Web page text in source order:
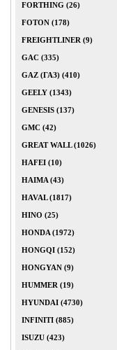
FORTHING (26)
FOTON (178)
FREIGHTLINER (9)
GAC (335)
GAZ (ГАЗ) (410)
GEELY (1343)
GENESIS (137)
GMC (42)
GREAT WALL (1026)
HAFEI (10)
HAIMA (43)
HAVAL (1817)
HINO (25)
HONDA (1972)
HONGQI (152)
HONGYAN (9)
HUMMER (19)
HYUNDAI (4730)
INFINITI (885)
ISUZU (423)